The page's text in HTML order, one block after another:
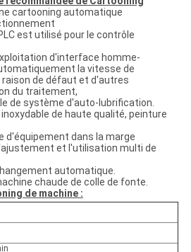
cartooning automatique
est utilisé pour le contrôle
d'interface homme-
la vitesse de
raison de défaut et d'autres
du traitement,
de système d'auto-lubrification.
de haute qualité, peinture
d'équipement dans la marge
et l'utilisation multi de
automatique.
chaude de colle de fonte.
de machine :